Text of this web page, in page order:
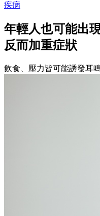
疾病
年輕人也可能出
反而加重症狀
飲食、壓力皆可能誘發耳